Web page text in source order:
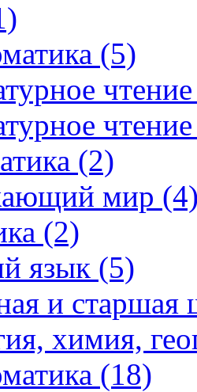
(5)
(2)
мир
(2)
язык (5)
и старшая
химия,
(18)